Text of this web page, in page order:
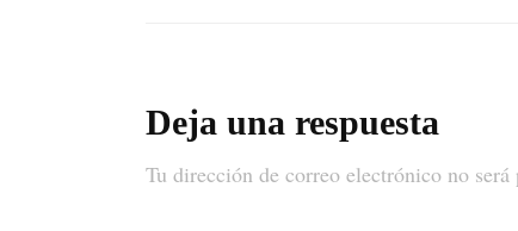
Deja una respuesta
Tu dirección de correo electrónico no será